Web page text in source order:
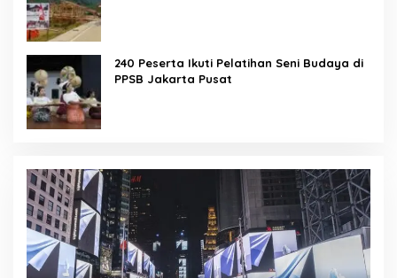
240 Peserta Ikuti Pelatihan Seni Budaya di
PPSB Jakarta Pusat